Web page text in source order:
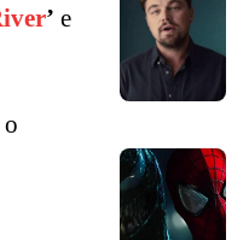
’ e